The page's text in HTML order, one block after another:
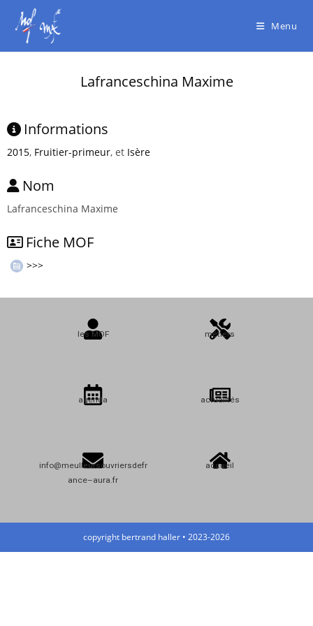
Menu
Lafranceschina Maxime
Informations
2015, Fruitier-primeur, et Isère
Nom
Lafranceschina Maxime
Fiche MOF
>>>
les MOF métiers
agenda actualités
info@meulleursouvriersdefr
ance–aura.fr
accueil
copyright bertrand haller • 2023-2026